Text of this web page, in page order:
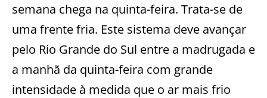
semana chega na quinta-feira. Trata-se de
uma frente fria. Este sistema deve avançar
pelo Rio Grande do Sul entre a madrugada e
a manhã da quinta-feira com grande
intensidade à medida que o ar mais frio